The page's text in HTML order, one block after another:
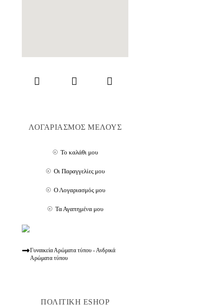
ΛΟΓΑΡΙΑΣΜΟΣ ΜΕΛΟΥΣ
Το καλάθι μου
Οι Παραγγελίες μου
Ο Λογαριασμός μου
Τα Αγαπημένα μου
Γυναικεία Αρώματα τύπου - Ανδρικά
Αρώματα τύπου
ΠΟΛΙΤΙΚΗ ESHOP